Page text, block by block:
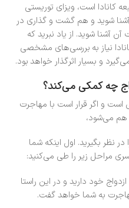
کانادا است، ویزای توریستی
شوید و هم گشت و گذاری در
آشنا شوید. از یاد نبرید که
نیاز به بررسی‌های مشخصی
و بسیار اثرگذار خواهد بود.
چه کمکی می‌کند؟
است و اگر قرار است با مهاجرت
هم می‌شود،
نظر بگیرید. اول اینکه شما
مراحل زیر را طی می‌کنید:
خود دارید و در این راستا
به شما خواهد گفت.